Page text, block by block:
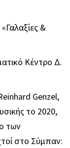
&
Κέντρο Δ.
Genzel,
το 2020,
των
στο Σύμπαν: